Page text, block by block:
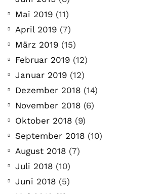
Mai 2019 (11)
April 2019 (7)
März 2019 (15)
Februar 2019 (12)
Januar 2019 (12)
Dezember 2018 (14)
November 2018 (6)
Oktober 2018 (9)
September 2018 (10)
August 2018 (7)
Juli 2018 (10)
Juni 2018 (5)